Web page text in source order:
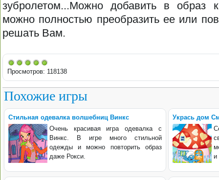
зубролетом...Можно добавить в образ
можно полностью преобразить ее или
решать Вам.
Просмотров: 118138
Похожие игры
Стильная одевалка волшебниц Винкс
Очень красивая игра одевалка с
Винкс. В игре много стильной
одежды и можно повторить образ
даже Рокси.
Укрась дом
и